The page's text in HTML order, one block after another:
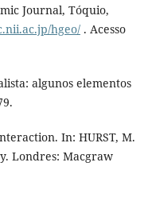
Journal, Tóquio,
hgeo/. Acesso
algunos elementos
In: HURST, M.
Londres: Macgraw